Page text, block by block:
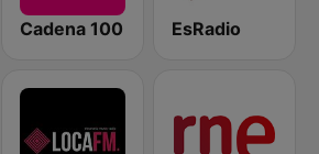
Cadena 100 EsRadio